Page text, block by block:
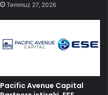
Temmuz 27, 2026
Pacific Avenue Capital